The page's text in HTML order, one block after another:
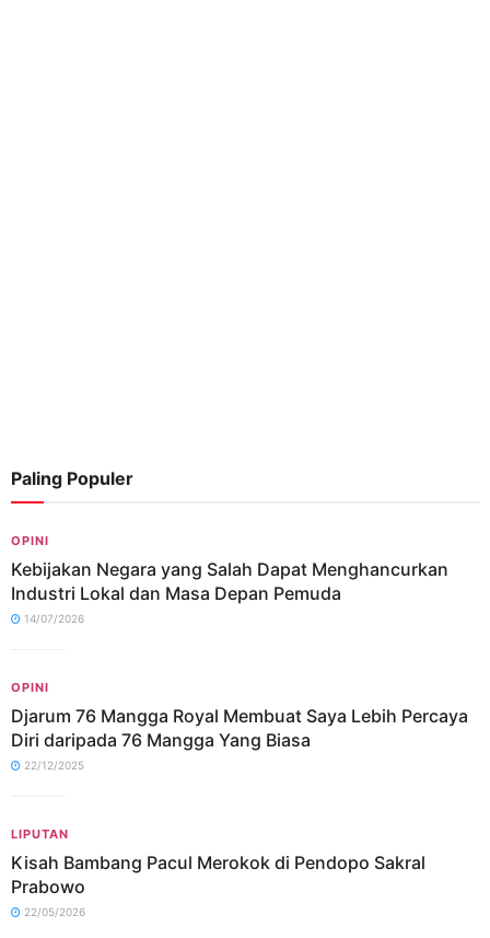
Paling Populer
OPINI
Kebijakan Negara yang Salah Dapat Menghancurkan
Industri Lokal dan Masa Depan Pemuda
14/07/2026
OPINI
Djarum 76 Mangga Royal Membuat Saya Lebih Percaya
Diri daripada 76 Mangga Yang Biasa
22/12/2025
LIPUTAN
Kisah Bambang Pacul Merokok di Pendopo Sakral
Prabowo
22/05/2026